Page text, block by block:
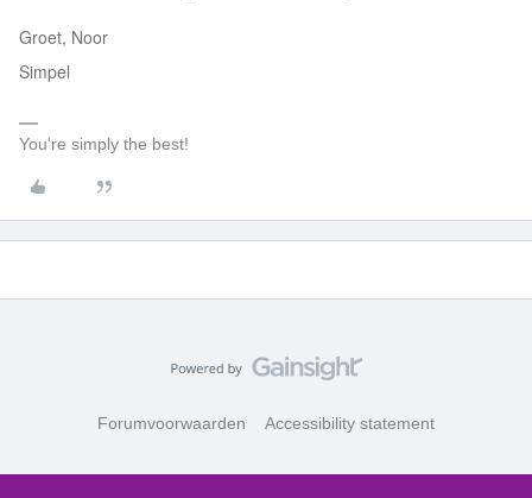
Groet, Noor
Simpel
You're simply the best!
Forumvoorwaarden Accessibility statement